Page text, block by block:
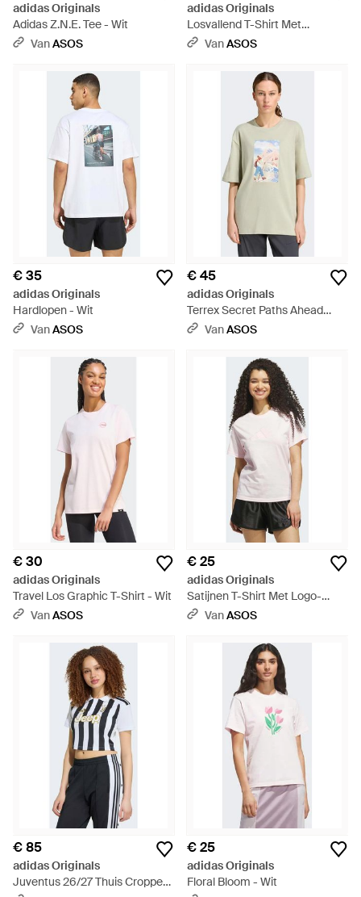
adidas Originals
Adidas Z.N.E. Tee - Wit
VanASOS
adidas Originals
Losvallend T-Shirt Met
Bloemenprint 2 - Wit
VanASOS
€ 35
adidas Originals
Hardlopen - Wit
VanASOS
€ 45
adidas Originals
Terrex Secret Paths Ahead
Graphic T-Shirt - Wit
VanASOS
€ 30
adidas Originals
Travel Los Graphic T-Shirt - Wit
VanASOS
€ 25
adidas Originals
Satijnen T-Shirt Met Logo-
Opdruk - Wit
VanASOS
€ 85
adidas Originals
Juventus 26/27 Thuis Cropped
€ 25
adidas Originals
Floral Bloom - Wit